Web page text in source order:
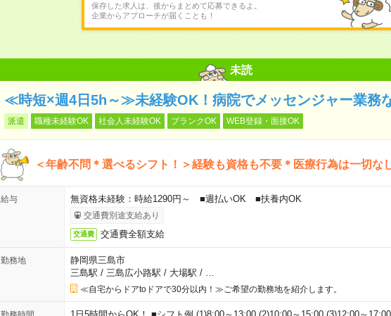
保存した求人は、後からまとめて応募できるよ。
企業からアプローチが届くことも！
未読
≪時短×週4日5h～≫未経験OK！病院でメッセンジャー業務
派遣 職種未経験OK 社会人未経験OK ブランクOK WEB登録・面接OK
＜年齢不問＊選べるシフト！＞経験も資格も不要＊医療行為は一切な
給与 無資格未経験：時給1290円～ ■週払いOK ■扶養内OK
交通費別途支給あり
交通費 交通費全額支給
勤務地
静岡県三島市
三島駅 / 三島広小路駅 / 大場駅 /
≪自宅からドアtoドアで30分以内！≫ご希望の勤務地を紹介します。